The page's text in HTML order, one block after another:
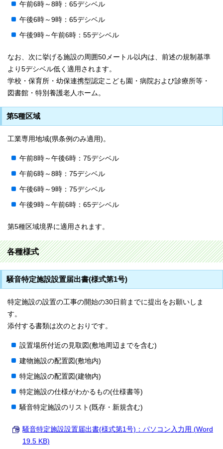
午前6時～8時：65デシベル
午後6時～9時：65デシベル
午後9時～午前6時：55デシベル
なお、次に挙げる施設の周囲50メートル以内は、前述の規制基準
より5デシベル低く適用されます。
学校・保育所・幼保連携型認定こども園・病院および診療所等・
図書館・特別養護老人ホーム。
第5種区域
工業専用地域(県条例のみ適用)。
午前8時～午後6時：75デシベル
午前6時～8時：75デシベル
午後6時～9時：75デシベル
午後9時～午前6時：65デシベル
第5種区域境界に適用されます。
各種様式
騒音特定施設設置届出書(様式第1号)
特定施設の設置の工事の開始の30日前までに提出をお願いしま
す。
添付する書類は次のとおりです。
設置場所付近の見取図(敷地周辺までを含む)
建物施設の配置図(敷地内)
特定施設の配置図(建物内)
特定施設の仕様がわかるもの(仕様書等)
騒音特定施設のリスト(既存・新規含む)
騒音特定施設設置届出書(様式第1号)：パソコン入力用 (Word
19.5 KB)